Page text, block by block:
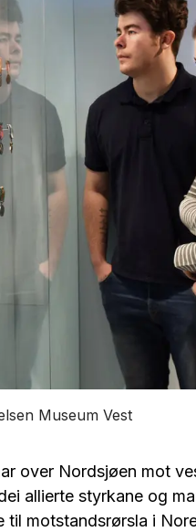
Museum Vest
over Nordsjøen mot
allierte styrkane og
motstandsrørsla i